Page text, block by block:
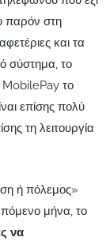
παρόν στη
και τα
σύστημα, το
MobilePay το
επίσης πολύ
τη λειτουργία
ή πόλεμος»
μήνα, το
να